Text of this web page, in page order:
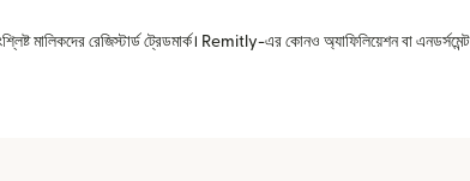
মালিকদের রেজিস্টার্ড ট্রেডমার্ক। Remitly-এর কোনও অ্যাফিলিয়েশন বা